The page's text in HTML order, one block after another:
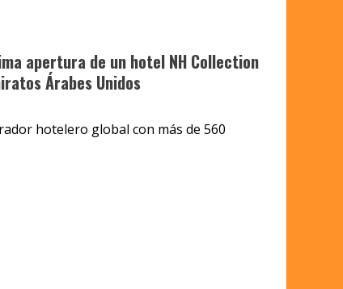
apertura de un hotel NH Collection
Árabes Unidos
hotelero global con más de 560